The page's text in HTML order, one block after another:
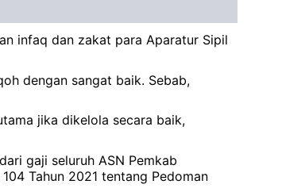
infaq dan zakat para Aparatur Sipil
dengan sangat baik. Sebab,
jika dikelola secara baik,
gaji seluruh ASN Pemkab
Tahun 2021 tentang Pedoman